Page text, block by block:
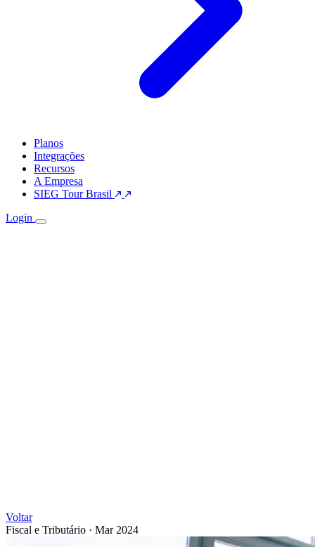
Planos
Integrações
Recursos
A Empresa
SIEG Tour Brasil
Login
Voltar
Fiscal e Tributário · Mar 2024